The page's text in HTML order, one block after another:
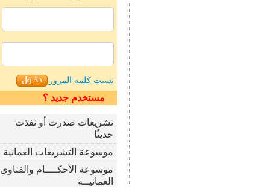
نسيت كلمة المرور
مستخدم جديد ؟
تشريعات صدرت أو نفذت
حديثًا
موسوعة التشريعات العمانية
موسوعة الأحكــــام والفتاوى
العمانيــة